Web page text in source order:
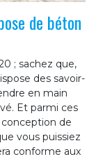
de béton
; sachez que,
des savoir-
en main
Et parmi ces
conception de
vous puissiez
conforme aux